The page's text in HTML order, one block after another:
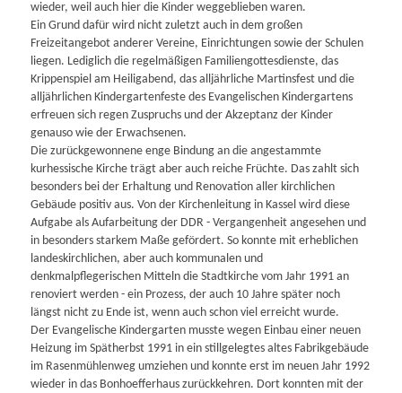
wieder, weil auch hier die Kinder weggeblieben waren.
Ein Grund dafür wird nicht zuletzt auch in dem großen
Freizeitangebot anderer Vereine, Einrichtungen sowie der Schulen
liegen. Lediglich die regelmäßigen Familiengottesdienste, das
Krippenspiel am Heiligabend, das alljährliche Martinsfest und die
alljährlichen Kindergartenfeste des Evangelischen Kindergartens
erfreuen sich regen Zuspruchs und der Akzeptanz der Kinder
genauso wie der Erwachsenen.
Die zurückgewonnene enge Bindung an die angestammte
kurhessische Kirche trägt aber auch reiche Früchte. Das zahlt sich
besonders bei der Erhaltung und Renovation aller kirchlichen
Gebäude positiv aus. Von der Kirchenleitung in Kassel wird diese
Aufgabe als Aufarbeitung der DDR - Vergangenheit angesehen und
in besonders starkem Maße gefördert. So konnte mit erheblichen
landeskirchlichen, aber auch kommunalen und
denkmalpflegerischen Mitteln die Stadtkirche vom Jahr 1991 an
renoviert werden - ein Prozess, der auch 10 Jahre später noch
längst nicht zu Ende ist, wenn auch schon viel erreicht wurde.
Der Evangelische Kindergarten musste wegen Einbau einer neuen
Heizung im Spätherbst 1991 in ein stillgelegtes altes Fabrikgebäude
im Rasenmühlenweg umziehen und konnte erst im neuen Jahr 1992
wieder in das Bonhoefferhaus zurückkehren. Dort konnten mit der